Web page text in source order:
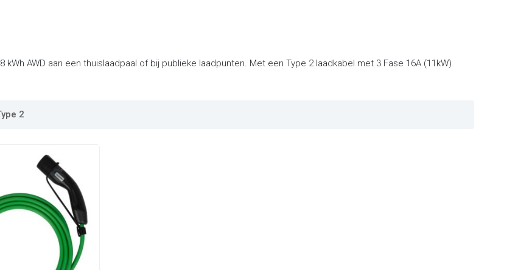
AWD aan een thuislaadpaal of bij publieke laadpunten. Met een Type 2 laadkabel met 3 Fase 16A (11kW)
2